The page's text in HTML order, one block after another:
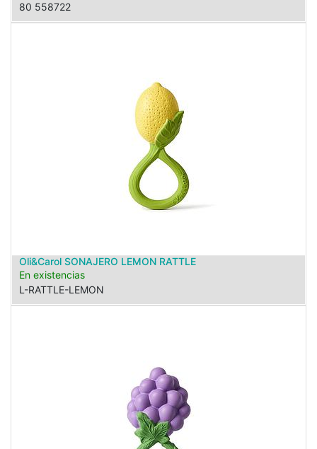
80 558722
Oli&Carol SONAJERO LEMON RATTLE
En existencias
L-RATTLE-LEMON